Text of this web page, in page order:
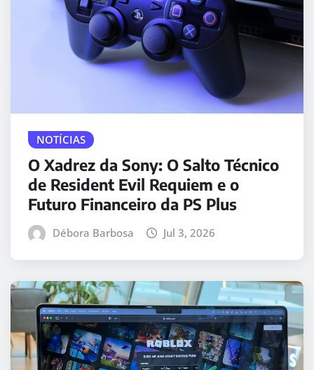
NOTÍCIAS
O Xadrez da Sony: O Salto Técnico
de Resident Evil Requiem e o
Futuro Financeiro da PS Plus
Débora Barbosa Jul 3, 2026